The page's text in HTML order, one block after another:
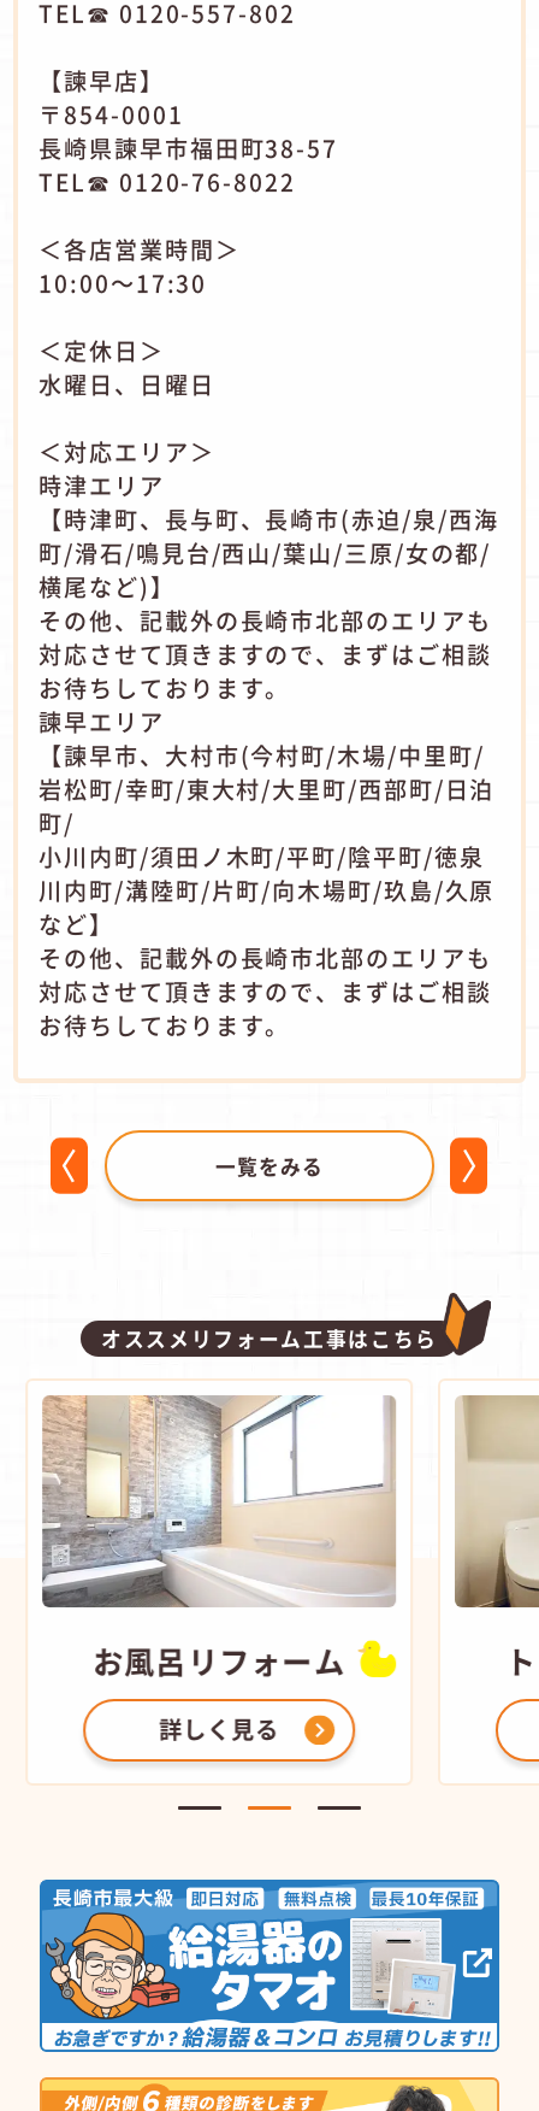
TEL☎ 0120-557-802
【諫早店】
〒854-0001
長崎県諫早市福田町38-57
TEL☎ 0120-76-8022
＜各店営業時間＞
10:00～17:30
＜定休日＞
水曜日、日曜日
＜対応エリア＞
時津エリア
【時津町、長与町、長崎市(赤迫/泉/西海
町/滑石/鳴見台/西山/葉山/三原/女の都/
横尾など)】
その他、記載外の長崎市北部のエリアも
対応させて頂きますので、まずはご相談
お待ちしております。
諫早エリア
【諫早市、大村市(今村町/木場/中里町/
岩松町/幸町/東大村/大里町/西部町/日泊
町/
小川内町/須田ノ木町/平町/陰平町/徳泉
川内町/溝陸町/片町/向木場町/玖島/久原
など】
その他、記載外の長崎市北部のエリアも
対応させて頂きますので、まずはご相談
お待ちしております。
一覧をみる
オススメリフォーム工事はこちら
お風呂 リフォーム
詳しく見る